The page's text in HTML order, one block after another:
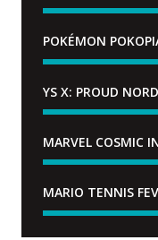
POKÉMON
YS X: PROUD
MARVEL COSMIC
MARIO TENNIS